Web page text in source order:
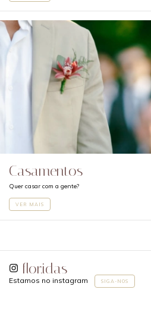
Casamentos
Quer casar com a gente?
VER MAIS
flor.idas
Estamos no instagram SIGA-NOS